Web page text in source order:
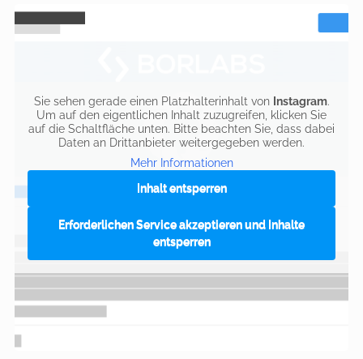
Sie sehen gerade einen Platzhalterinhalt von Instagram.
Um auf den eigentlichen Inhalt zuzugreifen, klicken Sie
auf die Schaltfläche unten. Bitte beachten Sie, dass dabei
Daten an Drittanbieter weitergegeben werden.
Mehr Informationen
Inhalt entsperren
Erforderlichen Service akzeptieren und Inhalte
entsperren